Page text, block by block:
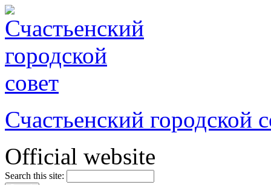
Счастьенский городской
Official website
Search this site: